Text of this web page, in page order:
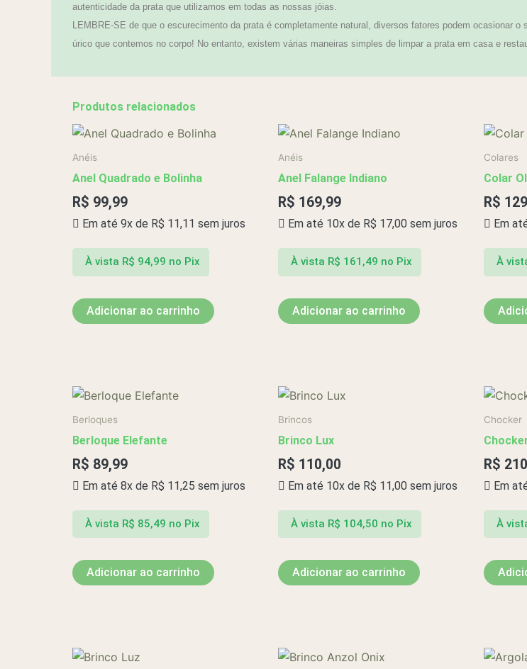
autenticidade da prata que utilizamos em todas as nossas jóias.
LEMBRE-SE de que o escurecimento da prata é completamente natural, diversos fatores podem ocasionar
úrico que contemos no corpo! No entanto, existem várias maneiras simples de limpar a prata em casa e
Produtos relacionados
Anéis
Anel Quadrado e Bolinha
R$ 99,99
Em até 9x de R$ 11,11 sem juros
À vista R$ 94,99 no Pix
Adicionar ao carrinho
Anéis
Anel Falange Indiano
R$ 169,99
Em até 10x de R$ 17,00 sem juros
À vista R$ 161,49 no Pix
Adicionar ao carrinho
Colares
Colar
R$
Em
À
Berloques
Berloque Elefante
R$ 89,99
Em até 8x de R$ 11,25 sem juros
À vista R$ 85,49 no Pix
Adicionar ao carrinho
Brincos
Brinco Lux
R$ 110,00
Em até 10x de R$ 11,00 sem juros
À vista R$ 104,50 no Pix
Adicionar ao carrinho
Chocker
R$
Em
À